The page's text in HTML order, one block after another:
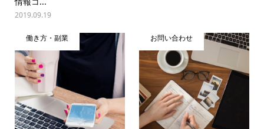
2019.09.19
働き方・副業 お問い合わせ